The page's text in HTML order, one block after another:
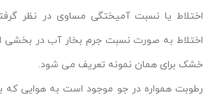
اختلاط یا نسبت آمیختگی مساوی در نظر
اختلاط به صورت نسبت جرم بخار آب در بخشی
خشک برای همان نمونه تعریف می شود.
رطوبت همواره در جو موجود است به هوایی که